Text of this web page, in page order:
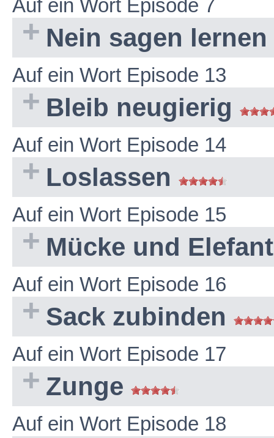
Auf ein Wort Episode 7
Nein sagen lernen
Auf ein Wort Episode 13
Bleib neugierig
Auf ein Wort Episode 14
Loslassen
Auf ein Wort Episode 15
Mücke und
Auf ein Wort Episode 16
Sack zubinden
Auf ein Wort Episode 17
Zunge
Auf ein Wort Episode 18